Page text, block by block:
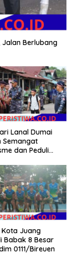
Berlubang
Lanal Dumai
Semangat
dan Peduli
Kota Juang
Babak 8 Besar
0111/Bireuen